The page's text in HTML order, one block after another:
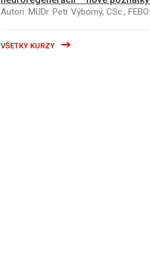
Autori: MUDr. Petr Výborný, CSc., FEBO
VŠETKY KURZY